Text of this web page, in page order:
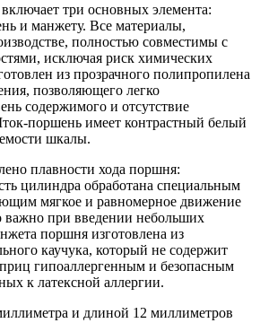
три основных элемента:
и манжету. Все материалы,
полностью совместимы с
исключая риск химических
из прозрачного полипропилена
позволяющего легко
содержимого и отсутствие
поршень имеет контрастный белый
шкалы.
плавности хода поршня:
цилиндра обработана специальным
мягкое и равномерное движение
важно при введении небольших
поршня изготовлена из
каучука, который не содержит
гипоаллергенным и безопасным
к латексной аллергии.
и длиной 12 миллиметров